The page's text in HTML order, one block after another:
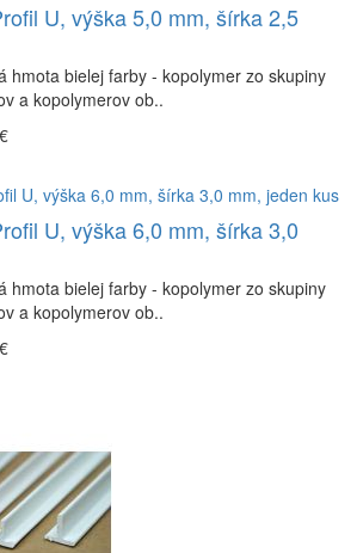
U, výška 5,0 mm, šírka 2,5
hmota bielej farby - kopolymer zo skupiny
a kopolymerov ob..
U, výška 6,0 mm, šírka 3,0
hmota bielej farby - kopolymer zo skupiny
a kopolymerov ob..